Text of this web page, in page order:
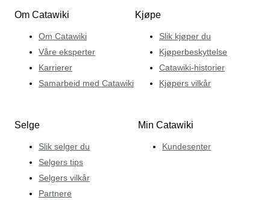
Om Catawiki
Om Catawiki
Våre eksperter
Karrierer
Samarbeid med Catawiki
Kjøpe
Slik kjøper du
Kjøperbeskyttelse
Catawiki-historier
Kjøpers vilkår
Selge
Slik selger du
Selgers tips
Selgers vilkår
Partnere
Min Catawiki
Kundesenter